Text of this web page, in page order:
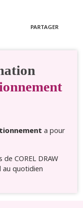
PARTAGER
a pour
COREL DRAW
au quotidien